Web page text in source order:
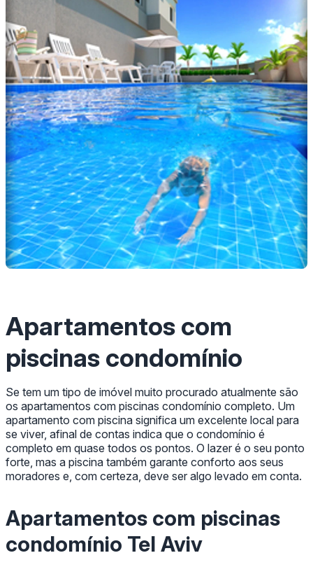
Apartamentos com
piscinas condomínio
Se tem um tipo de imóvel muito procurado atualmente são
os apartamentos com piscinas condomínio completo. Um
apartamento com piscina significa um excelente local para
se viver, afinal de contas indica que o condomínio é
completo em quase todos os pontos. O lazer é o seu ponto
forte, mas a piscina também garante conforto aos seus
moradores e, com certeza, deve ser algo levado em conta.
Apartamentos com piscinas
condomínio Tel Aviv